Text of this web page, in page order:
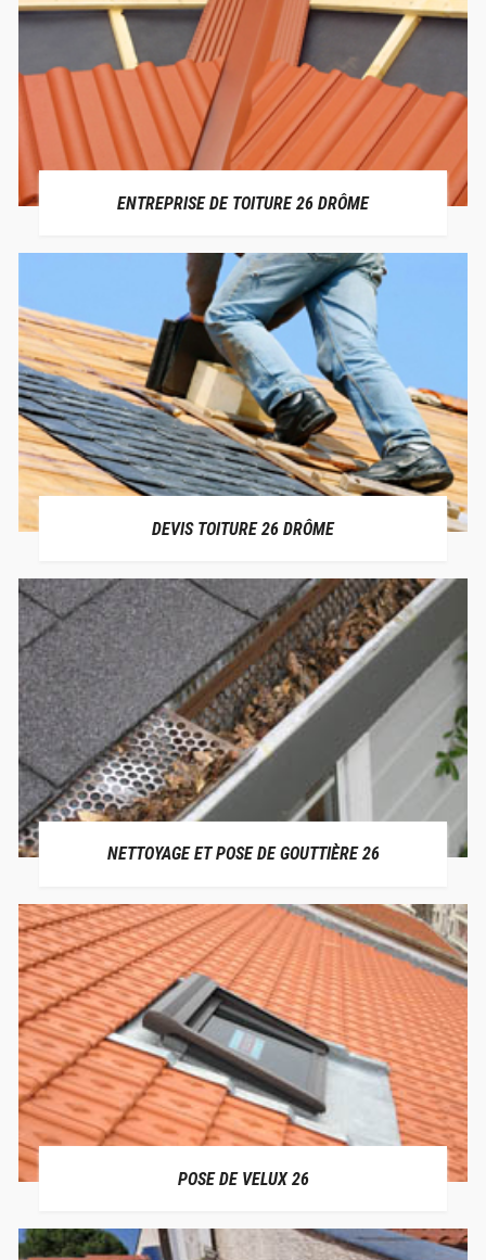
ENTREPRISE DE TOITURE 26 DRÔME
DEVIS TOITURE 26 DRÔME
NETTOYAGE ET POSE DE GOUTTIÈRE 26
POSE DE VELUX 26